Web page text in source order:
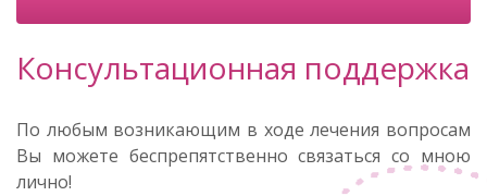
Консультационная поддержка
По любым возникающим в ходе лечения вопросам
Вы можете беспрепятственно связаться со мною
лично!